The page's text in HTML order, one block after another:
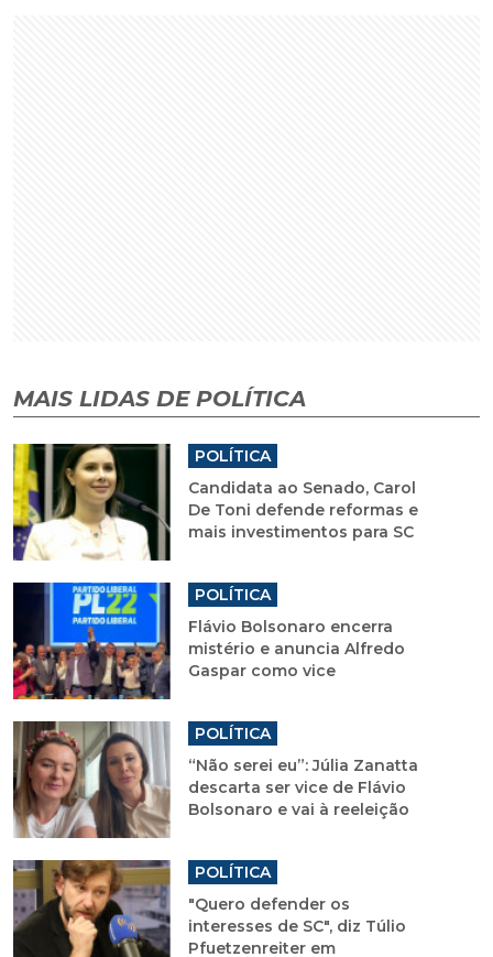
MAIS LIDAS DE POLÍTICA
POLÍTICA
Candidata ao Senado, Carol
De Toni defende reformas e
mais investimentos para SC
POLÍTICA
Flávio Bolsonaro encerra
mistério e anuncia Alfredo
Gaspar como vice
POLÍTICA
“Não serei eu”: Júlia Zanatta
descarta ser vice de Flávio
Bolsonaro e vai à reeleição
POLÍTICA
"Quero defender os
interesses de SC", diz Túlio
Pfuetzenreiter em